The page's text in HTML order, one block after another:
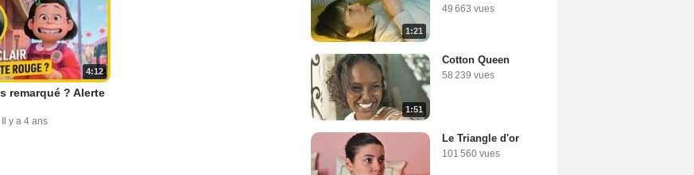
4:12
remarqué ? Alerte
Il y a 4 ans
1:21
49 663 vues
1:51
Cotton Queen
58 239 vues
Le Triangle d'or
101 560 vues